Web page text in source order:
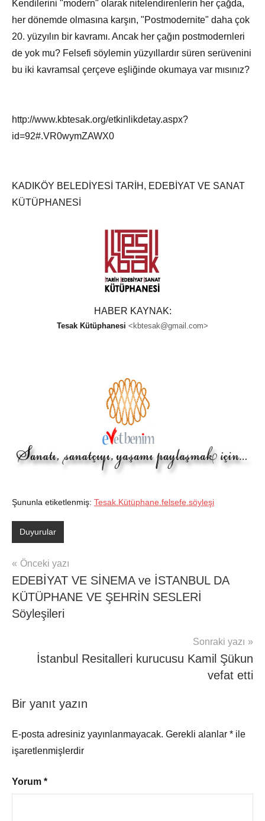
Kendilerini "modern" olarak nitelendirenlerin her çağda,
her dönemde olmasına karşın, "Postmodernite" daha çok
20. yüzyılın bir kavramı. Ancak her çağın postmodernleri
de yok mu? Felsefi söylemin yüzyıllardır süren serüvenini
bu iki kavramsal çerçeve eşliğinde okumaya var mısınız?
http://www.kbtesak.org/etkinlikdetay.aspx?
id=92#.VR0wymZAWX0
KADIKÖY BELEDİYESİ TARİH, EDEBİYAT VE SANAT
KÜTÜPHANESİ
HABER KAYNAK:
Tesak Kütüphanesi < kbtesak@gmail.com>
Şununla etiketlenmiş: Tesak.Kütüphane.felsefe.söyleşi
Duyurular
Yazı
gezinmesi
Önceki yazı
EDEBİYAT VE SİNEMA ve İSTANBUL DA
KÜTÜPHANE VE ŞEHRİN SESLERİ
Söyleşileri
Sonraki yazı
İstanbul Resitalleri kurucusu Kamil Şükun
vefat etti
Bir yanıt yazın
E-posta adresiniz yayınlanmayacak. Gerekli alanlar * ile
işaretlenmişlerdir
Yorum *